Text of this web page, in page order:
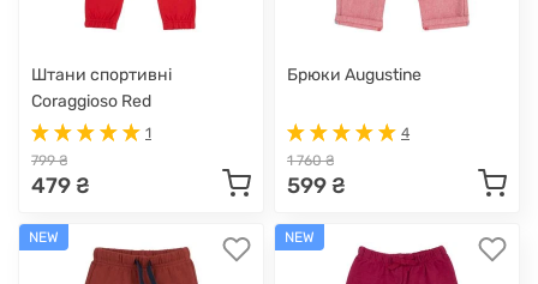
Штани спортивні
Coraggioso Red
1
799 ₴
479 ₴
Брюки Augustine
4
1 760 ₴
599 ₴
NEW NEW